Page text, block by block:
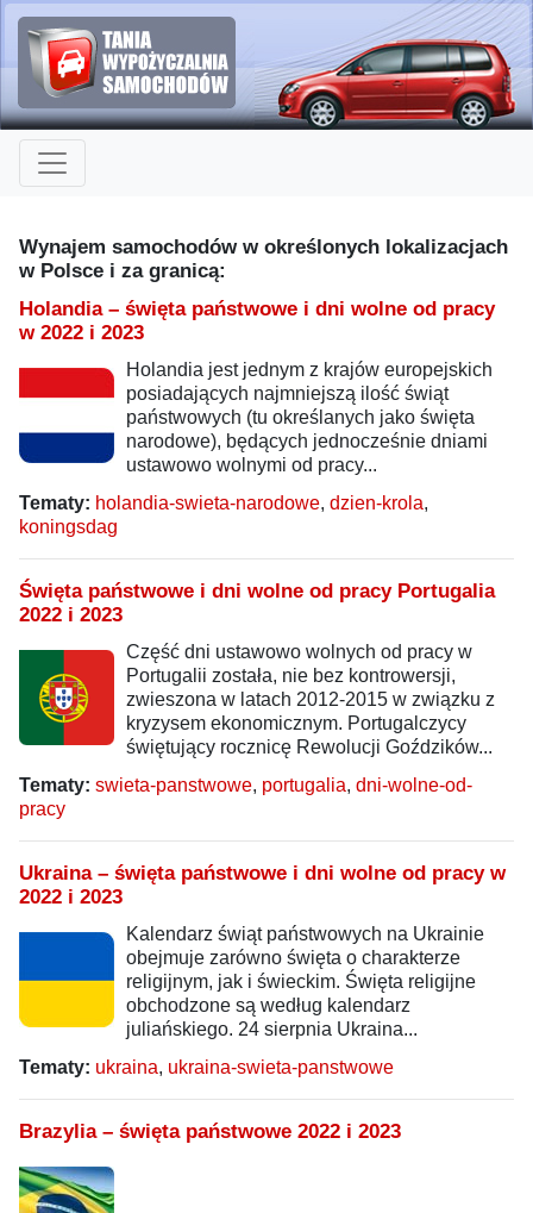
Wynajem samochodów w określonych lokalizacjach
w Polsce i za granicą:
Holandia – święta państwowe i dni wolne od pracy
w 2022 i 2023
Holandia jest jednym z krajów europejskich
posiadających najmniejszą ilość świąt
państwowych (tu określanych jako święta
narodowe), będących jednocześnie dniami
ustawowo wolnymi od pracy...
Tematy: holandia-swieta-narodowe, dzien-krola,
koningsdag
Święta państwowe i dni wolne od pracy Portugalia
2022 i 2023
Część dni ustawowo wolnych od pracy w
Portugalii została, nie bez kontrowersji,
zwieszona w latach 2012-2015 w związku z
kryzysem ekonomicznym. Portugalczycy
świętujący rocznicę Rewolucji Goździków...
Tematy: swieta-panstwowe, portugalia, dni-wolne-od-
pracy
Ukraina – święta państwowe i dni wolne od pracy w
2022 i 2023
Kalendarz świąt państwowych na Ukrainie
obejmuje zarówno święta o charakterze
religijnym, jak i świeckim. Święta religijne
obchodzone są według kalendarz
juliańskiego. 24 sierpnia Ukraina...
Tematy: ukraina, ukraina-swieta-panstwowe
Brazylia – święta państwowe 2022 i 2023